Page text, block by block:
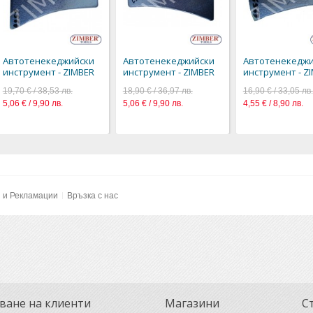
Автотенекеджийски
инструмент - ZIMBER
19,70 € / 38,53 лв.
5,06 € / 9,90 лв.
Автотенекеджийски
инструмент - ZIMBER
18,90 € / 36,97 лв.
5,06 € / 9,90 лв.
инструмент -
16,90 € / 33,05 лв.
4,55 € / 8,90 лв.
и Рекламации Връзка с нас
на клиенти Магазини